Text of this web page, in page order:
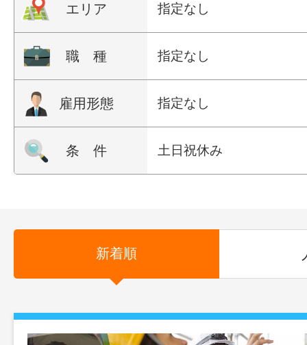
エリア 指定なし
職 種 指定なし
雇用形態 指定なし
条 件 土日祝休み
新着順